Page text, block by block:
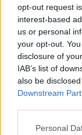
opt-out request
interest-based
us or personal
your opt-out.
disclosure of
IAB’s list of
also be
Downstream
Personal
“Je suis
déjà une
Les
enfant
Au-delà du